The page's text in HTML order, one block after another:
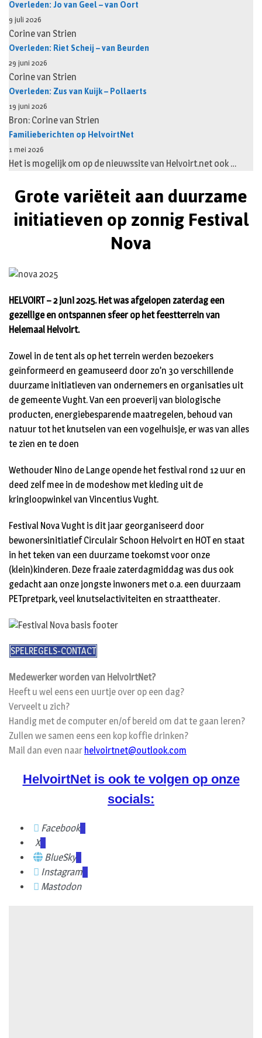
Overleden: Jo van Geel – van Oort
9 juli 2026
Corine van Strien
Overleden: Riet Scheij – van Beurden
29 juni 2026
Corine van Strien
Overleden: Zus van Kuijk – Pollaerts
19 juni 2026
Bron: Corine van Strien
Familieberichten op HelvoirtNet
1 mei 2026
Het is mogelijk om op de nieuwssite van Helvoirt.net ook …
Grote variëteit aan duurzame
initiatieven op zonnig Festival
Nova
HELVOIRT – 2 juni 2025. Het was afgelopen zaterdag een
gezellige en ontspannen sfeer op het feestterrein van
Helemaal Helvoirt.
Zowel in de tent als op het terrein werden bezoekers
geïnformeerd en geamuseerd door zo’n 30 verschillende
duurzame initiatieven van ondernemers en organisaties uit
de gemeente Vught. Van een proeverij van biologische
producten, energiebesparende maatregelen, behoud van
natuur tot het knutselen van een vogelhuisje, er was van alles
te zien en te doen
Wethouder Nino de Lange opende het festival rond 12 uur en
deed zelf mee in de modeshow met kleding uit de
kringloopwinkel van Vincentius Vught.
Festival Nova Vught is dit jaar georganiseerd door
bewonersinitiatief Circulair Schoon Helvoirt en HOT en staat
in het teken van een duurzame toekomst voor onze
(klein)kinderen. Deze fraaie zaterdagmiddag was dus ook
gedacht aan onze jongste inwoners met o.a. een duurzaam
PETpretpark, veel knutselactiviteiten en straattheater.
SPELREGELS-CONTACT
Medewerker worden van HelvoirtNet?
Heeft u wel eens een uurtje over op een dag?
Verveelt u zich?
Handig met de computer en/of bereid om dat te gaan leren?
Zullen we samen eens een kop koffie drinken?
Mail dan even naar helvoirtnet@outlook.com
HelvoirtNet is ook te volgen op onze
socials:
Facebook
X
BlueSky
Instagram
Mastodon